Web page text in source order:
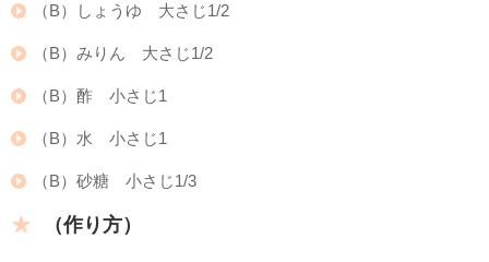
（B）しょうゆ 大さじ1/2
（B）みりん 大さじ1/2
（B）酢 小さじ1
（B）水 小さじ1
（B）砂糖 小さじ1/3
（作り方）